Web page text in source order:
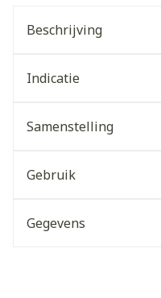
Beschrijving
Indicatie
Samenstelling
Gebruik
Gegevens